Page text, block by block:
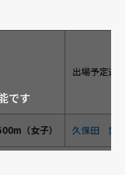
出場予定選
（女子） 久保田 愛
です